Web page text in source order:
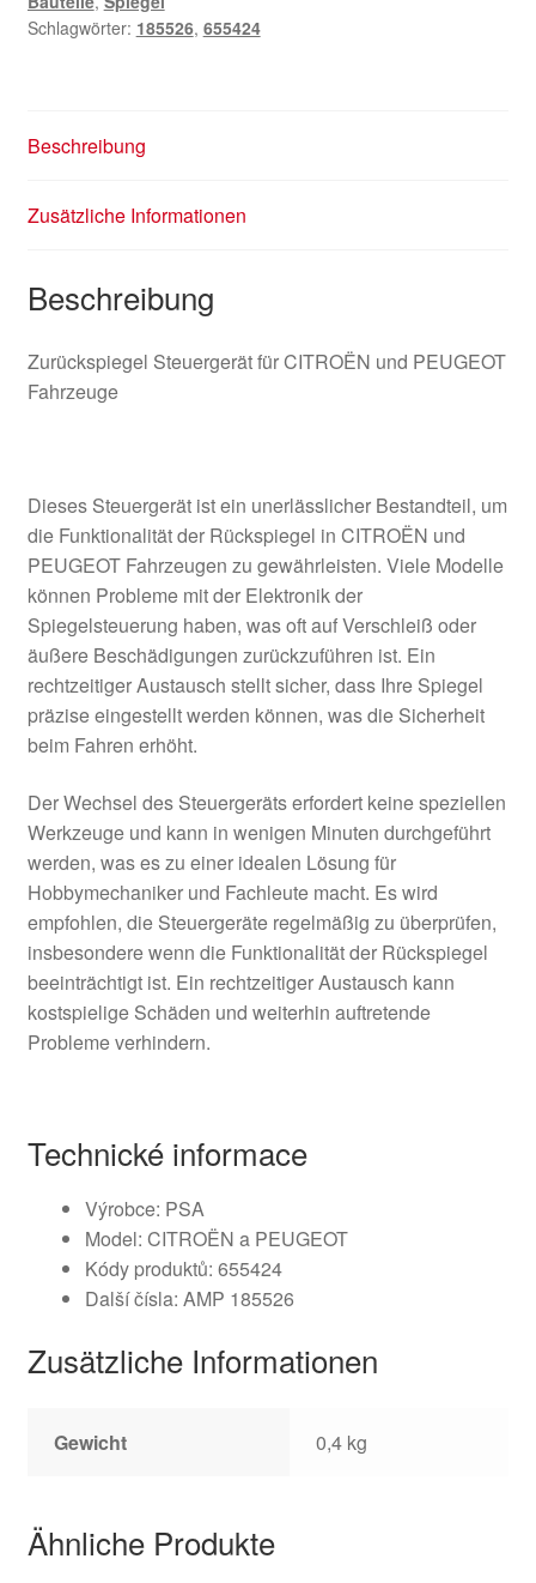
Schlagwörter: 185526, 655424
Beschreibung
Zusätzliche Informationen
Beschreibung
Zurückspiegel Steuergerät für CITROËN und PEUGEOT
Fahrzeuge
Dieses Steuergerät ist ein unerlässlicher Bestandteil, um
die Funktionalität der Rückspiegel in CITROËN und
PEUGEOT Fahrzeugen zu gewährleisten. Viele Modelle
können Probleme mit der Elektronik der
Spiegelsteuerung haben, was oft auf Verschleiß oder
äußere Beschädigungen zurückzuführen ist. Ein
rechtzeitiger Austausch stellt sicher, dass Ihre Spiegel
präzise eingestellt werden können, was die Sicherheit
beim Fahren erhöht.
Der Wechsel des Steuergeräts erfordert keine speziellen
Werkzeuge und kann in wenigen Minuten durchgeführt
werden, was es zu einer idealen Lösung für
Hobbymechaniker und Fachleute macht. Es wird
empfohlen, die Steuergeräte regelmäßig zu überprüfen,
insbesondere wenn die Funktionalität der Rückspiegel
beeinträchtigt ist. Ein rechtzeitiger Austausch kann
kostspielige Schäden und weiterhin auftretende
Probleme verhindern.
Technické informace
Výrobce: PSA
Model: CITROËN a PEUGEOT
Kódy produktů: 655424
Další čísla: AMP 185526
Zusätzliche Informationen
Gewicht 0,4 kg
Ähnliche Produkte